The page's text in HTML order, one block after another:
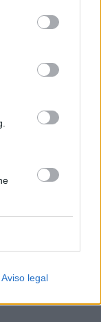
de
se aplicarán
sitio web o
Aviso legal